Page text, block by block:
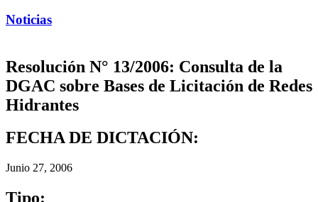
Noticias
Resolución N° 13/2006: Consulta de la
DGAC sobre Bases de Licitación de Redes
Hidrantes
FECHA DE DICTACIÓN:
Junio 27, 2006
Tipo: